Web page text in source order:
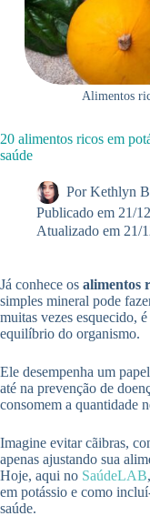
Alimentos
20 alimentos ricos em
saúde
Por Kethlyn
Publicado em 21/
Atualizado em 21/
Já conhece os alimentos
simples mineral pode
muitas vezes esquecido,
equilíbrio do organismo.
Ele desempenha um
até na prevenção de
consomem a quantidade
Imagine evitar cãibras,
apenas ajustando sua
Hoje, aqui no SaúdeLAB
em potássio e como
saúde.